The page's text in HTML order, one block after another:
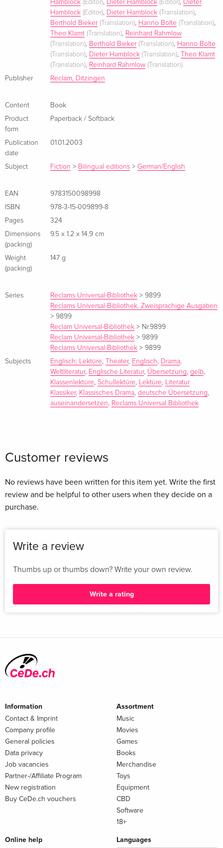
denen er schon zu Lebzeiten Anerkennung und Wohlstand
errang. Aber erst in den folgenden Jahrhunderten wurde er
zum Prototypen des literarischen Genies, ohne den die
Entwicklung der neueren Literatur von Goethe über Brecht
bis in die Gegenwart hinein undenkbar ist.
Summary
Eines der umstrittensten Stücke Shakespeares, gewiß sein
patriotischstes, durchdrungen vom politischen Geist der
Tudorzeit, im nationalen Bewußtsein der Engländer lebendig
bis heute: »this star of England», King Henry V.
Die Übersetzung ist eine Gemeinschaftsarbeit von Berthold
Hamblock (Editor), Dieter Hamblock (Editor), Dieter
Hamblock (Editor), Dieter Hamblock (Translation),
Berthold Bieker(Translation), Hanno Bolte (Translation),
Theo Klamt (Translation), Reinhard Rahmlow
(Translation), Berthold Bieker(Translation), Hanno Bolte
(Translation), Dieter Hamblock (Translation),
Theo Klamt
(Translation), Reinhard Rahmlow (Translation)
Publisher
Reclam, Ditzingen
Content
Book
Product
form
Paperback / Softback
Publication
date
01.01.2003
Subject Fiction > Bilingual editions > German/English
EAN
9783150098998
ISBN
978-3-15-009899-8
Pages
324
Dimensions
(packing)
9.5 x 1.2 x 14.9 cm
Weight
(packing)
147 g
Series Reclams Universal-Bibliothek > 9899
Reclams Universal-Bibliothek. Zweisprachige Ausgaben
> 9899
Reclam Universal-Bibliothek > Nr.9899
Reclam Universal-Bibliothek > 9899
Reclams Universal-Bibliothek > 9899
Subjects
Englisch; Lektüre, Theater, Englisch, Drama,
Weltliteratur, Englische Literatur, Übersetzung, gelb,
Klassenlektüre, Schullektüre, Lektüre, Literatur
Klassiker, Klassisches Drama, deutsche Übersetzung,
auseinandersetzen, Reclams Universal Bibliothek
Customer reviews
No reviews have been written for this item yet. Write the first
review and be helpful to other users when they decide on a
purchase.
Write a review
Thumbs up or thumbs down? Write your own review.
Write a rating
Information
Contact & Imprint
Company profile
General policies
Data privacy
Job vacancies
Partner-/Affiliate Program
New registration
Buy CeDe.ch vouchers
Assortment
Music
Movies
Games
Books
Merchandise
Toys
Equipment
CBD
Software
18+
Online help
Languages